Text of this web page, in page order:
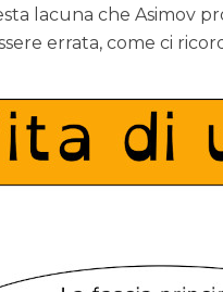
lacuna che Asimov
errata, come ci